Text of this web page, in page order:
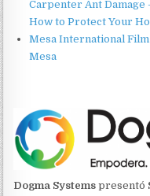
Carpenter Ant
How to Protect Your
Mesa International
Mesa
Dogma Systems presentó